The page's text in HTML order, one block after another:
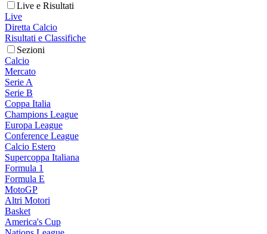
Live e Risultati
Live
Diretta Calcio
Risultati e Classifiche
Sezioni
Calcio
Mercato
Serie A
Serie B
Coppa Italia
Champions League
Europa League
Conference League
Calcio Estero
Supercoppa Italiana
Formula 1
Formula E
MotoGP
Altri Motori
Basket
America's Cup